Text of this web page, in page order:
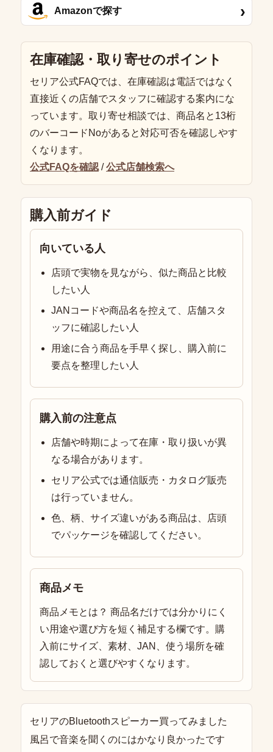
Amazonで探す ›
在庫確認・取り寄せのポイント
セリア公式FAQでは、在庫確認は電話ではなく
直接近くの店舗でスタッフに確認する案内にな
っています。取り寄せ相談では、商品名と13桁
のバーコードNoがあると対応可否を確認しやす
くなります。
公式FAQを確認 /公式店舗検索へ
購入前ガイド
向いている人
店頭で実物を見ながら、似た商品と比較
したい人
JANコードや商品名を控えて、店舗スタ
ッフに確認したい人
用途に合う商品を手早く探し、購入前に
要点を整理したい人
購入前の注意点
店舗や時期によって在庫・取り扱いが異
なる場合があります。
セリア公式では通信販売・カタログ販売
は行っていません。
色、柄、サイズ違いがある商品は、店頭
でパッケージを確認してください。
商品メモ
商品メモとは？ 商品名だけでは分かりにく
い用途や選び方を短く補足する欄です。購
入前にサイズ、素材、JAN、使う場所を確
認しておくと選びやすくなります。
セリアのBluetoothスピーカー買ってみました
風呂で音楽を聞くのにはかなり良かったです